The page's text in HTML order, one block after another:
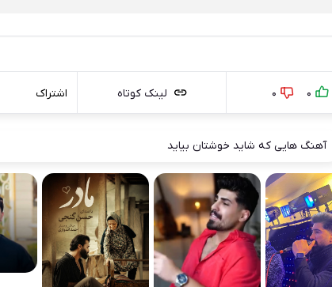
0
0 لینک کوتاه اشتراک
آهنگ هایی که شاید خوشتان بیاید